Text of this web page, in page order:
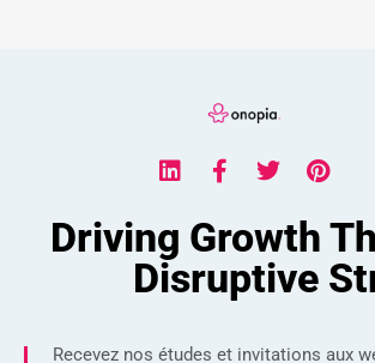
Driving Growth
Disruptive
Recevez nos études et invitations aux